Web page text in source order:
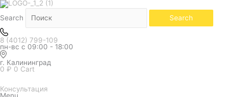
Search Search
8 (4012) 799-109
пн-вс с 09:00 - 18:00
г. Калининград
0 ₽ 0 Cart
Консультация
Menu
Белый
Количество
товара
Кондиционер
LG
серия
ProCool
Mirror
B12TS